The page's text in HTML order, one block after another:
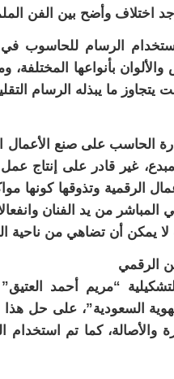
اختلاف وأضح بين الفن
الرسام للحاسوب في
بأنواعها
يتجاوز ما يبذله الرسام
الحاسب على صنع الأعمال
غير قادر على إنتاج
الرقمية وتذوقها كونها
من يد الفنان
يمكن أن تضاهي من ناحية
الرقمي
“مريم أحمد
الهوية السعودية”، على حل
والأصالة، كما تم استخدام